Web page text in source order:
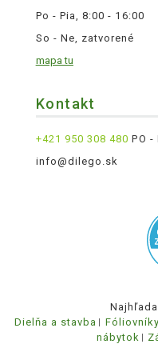
Po - Pia, 8:00 - 16:00
So - Ne, zatvorené
mapa tu
Kontakt
+421 950 308 480 PO -
info@dilego.sk
Dielňa a stavba
Fóliovníky
nábytok